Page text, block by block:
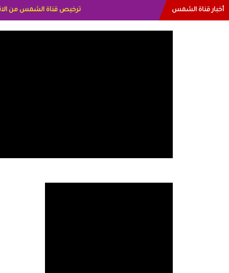
أخبار قناة الشمس